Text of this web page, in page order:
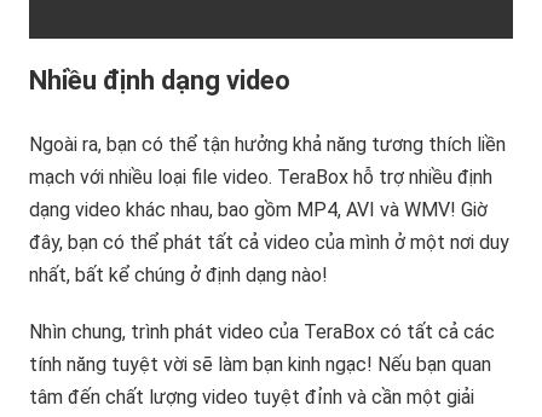
Nhiều định dạng video
Ngoài ra, bạn có thể tận hưởng khả năng tương thích liền
mạch với nhiều loại file video. TeraBox hỗ trợ nhiều định
dạng video khác nhau, bao gồm MP4, AVI và WMV! Giờ
đây, bạn có thể phát tất cả video của mình ở một nơi duy
nhất, bất kể chúng ở định dạng nào!
Nhìn chung, trình phát video của TeraBox có tất cả các
tính năng tuyệt vời sẽ làm bạn kinh ngạc! Nếu bạn quan
tâm đến chất lượng video tuyệt đỉnh và cần một giải